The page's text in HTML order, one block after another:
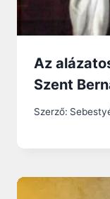
Az
Szent
Szerző: